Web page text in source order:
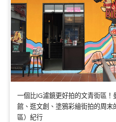
一個比IG濾鏡更好拍的文青街區
館、逛文創、塗鴉彩繪街拍的周末
區）紀行